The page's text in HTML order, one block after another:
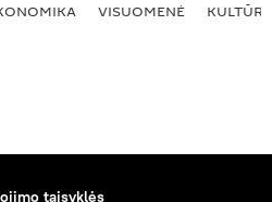
VISUOMENĖ KULTŪRA
taisyklės